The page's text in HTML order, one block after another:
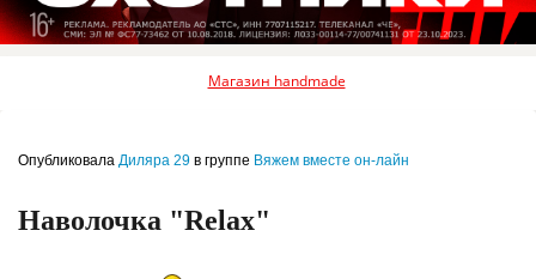
Магазин handmade
Опубликовала Диляра 29 в группе Вяжем вместе он-лайн
Наволочка "Relax"